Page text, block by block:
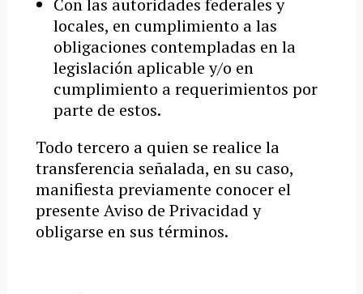
Con las autoridades federales y
locales, en cumplimiento a las
obligaciones contempladas en la
legislación aplicable y/o en
cumplimiento a requerimientos por
parte de estos.
Todo tercero a quien se realice la
transferencia señalada, en su caso,
manifiesta previamente conocer el
presente Aviso de Privacidad y
obligarse en sus términos.